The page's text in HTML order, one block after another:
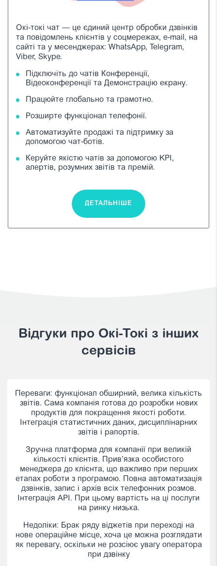
Окі-токі чат — це єдиний центр обробки дзвінків
та повідомлень клієнтів у соцмережах, e-mail, на
сайті та у месенджерах: WhatsApp, Telegram,
Viber, Skype.
Підключіть до чатів Конференції,
Відеоконференції та Демонстрацію екрану.
Працюйте глобально та грамотно.
Розширте функціонал телефонії.
Автоматизуйте продажі та підтримку за
допомогою чат-ботів.
Керуйте якістю чатів за допомогою KPI,
алертів, розумних звітів та премій.
ДЕТАЛЬНІШЕ
Відгуки про Oкі-Токі з інших
сервісів
Працюємо з Окі вже більше 5 років. Відмінний
сервіс для реалізації проектів та за дуже гарну
ціну. Є люди — платіть, немає людей не платіть.
Реалізували вже велику кількість проектів на
платформі Окі. Дуже зручні віджети для
Якщо хочете швидко запустити проект, який буде
стабільно працювати, однозначно радимо Окі. У
нас не було ситуацій за 5 років щоб Окі не
працювало більше 4-5 хвилин і це трапляється
дуже рідко.
Богдан Кошевий